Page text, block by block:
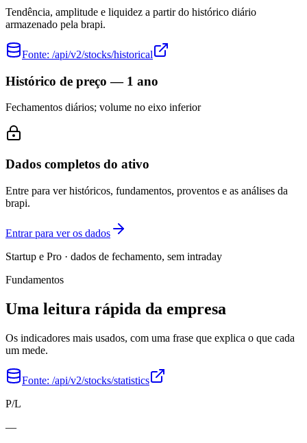
Tendência, amplitude e liquidez a partir do histórico diário
armazenado pela brapi.
Fonte: /api/v2/stocks/historical
Histórico de preço — 1 ano
Fechamentos diários; volume no eixo inferior
Dados completos do ativo
Entre para ver históricos, fundamentos, proventos e as análises da
brapi.
Entrar para ver os dados
Startup e Pro · dados de fechamento, sem intraday
Fundamentos
Uma leitura rápida da empresa
Os indicadores mais usados, com uma frase que explica o que cada
um mede.
Fonte: /api/v2/stocks/statistics
P/L
—